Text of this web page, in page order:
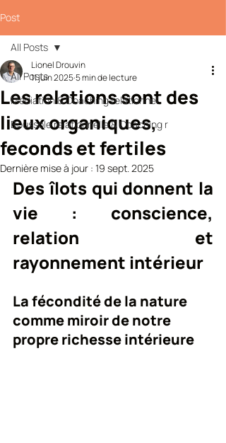
Post
All Posts
Médiation & Coaching relationnel
Boussole relationnelle & Coaching r
All Posts
Les relations sont des
lieux organiques,
feconds et fertiles
Lionel Drouvin
11 juin 20255 min de lecture
Dernière mise à jour : 19 sept. 2025
Des îlots qui donnent la
vie : conscience,
relation et
rayonnement intérieur
La fécondité de la nature
comme miroir de notre
propre richesse intérieure